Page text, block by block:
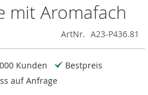
mit Aromafach
ArtNr. A23-P436.81
Kunden
Bestpreis
auf Anfrage